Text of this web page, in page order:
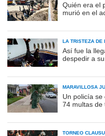
Quién era el
murió en el
LA TRISTEZA DE
Así fue la
despedir a
MARAVILLOSA
Un policía
74 multas de
TORNEO